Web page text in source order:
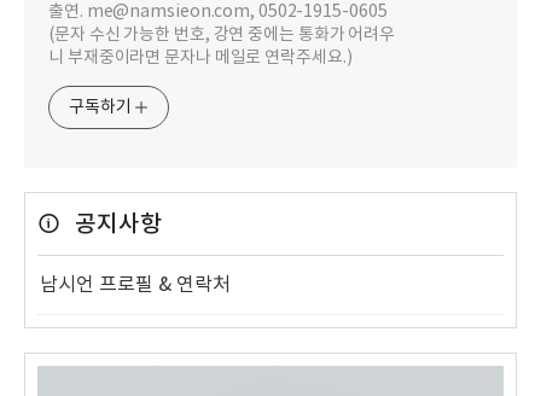
출연. me@namsieon.com, 0502-1915-0605
(문자 수신 가능한 번호, 강연 중에는 통화가 어려우
니 부재중이라면 문자나 메일로 연락주세요.)
구독하기
공지사항
남시언 프로필 & 연락처